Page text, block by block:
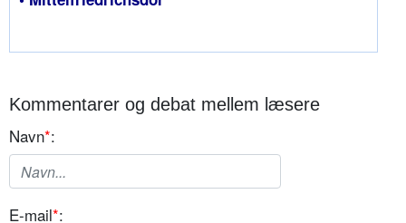
Kommentarer og debat mellem læsere
Navn*:
E-mail*: